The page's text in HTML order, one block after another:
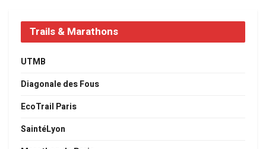
Trails & Marathons
UTMB
Diagonale des Fous
EcoTrail Paris
SaintéLyon